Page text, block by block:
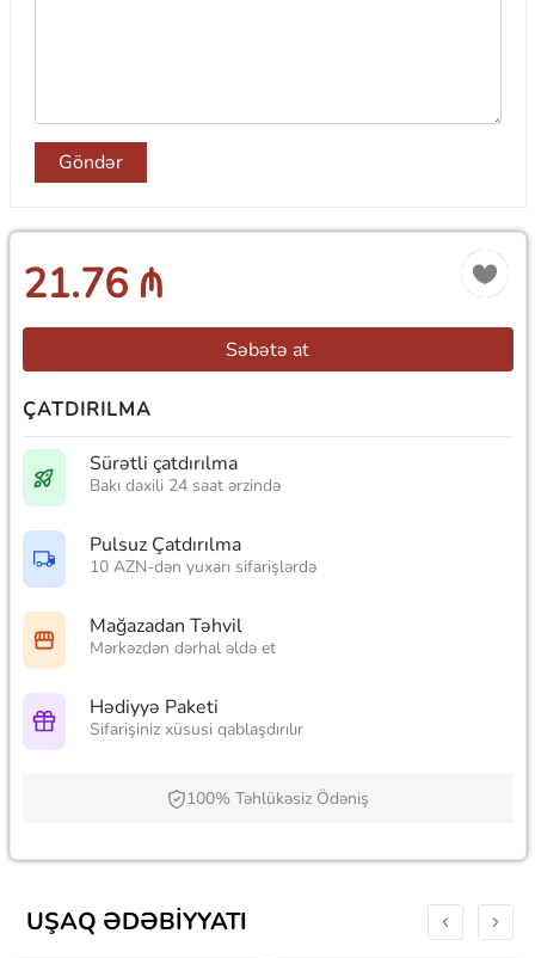
Göndər
21.76 ₼
Səbətə at
ÇATDIRILMA
Sürətli çatdırılma
Bakı daxili 24 saat ərzində
Pulsuz Çatdırılma
10 AZN-dən yuxarı sifarişlərdə
Mağazadan Təhvil
Mərkəzdən dərhal əldə et
Hədiyyə Paketi
Sifarişiniz xüsusi qablaşdırılır
100% Təhlükəsiz Ödəniş
UŞAQ ƏDƏBIYYATI